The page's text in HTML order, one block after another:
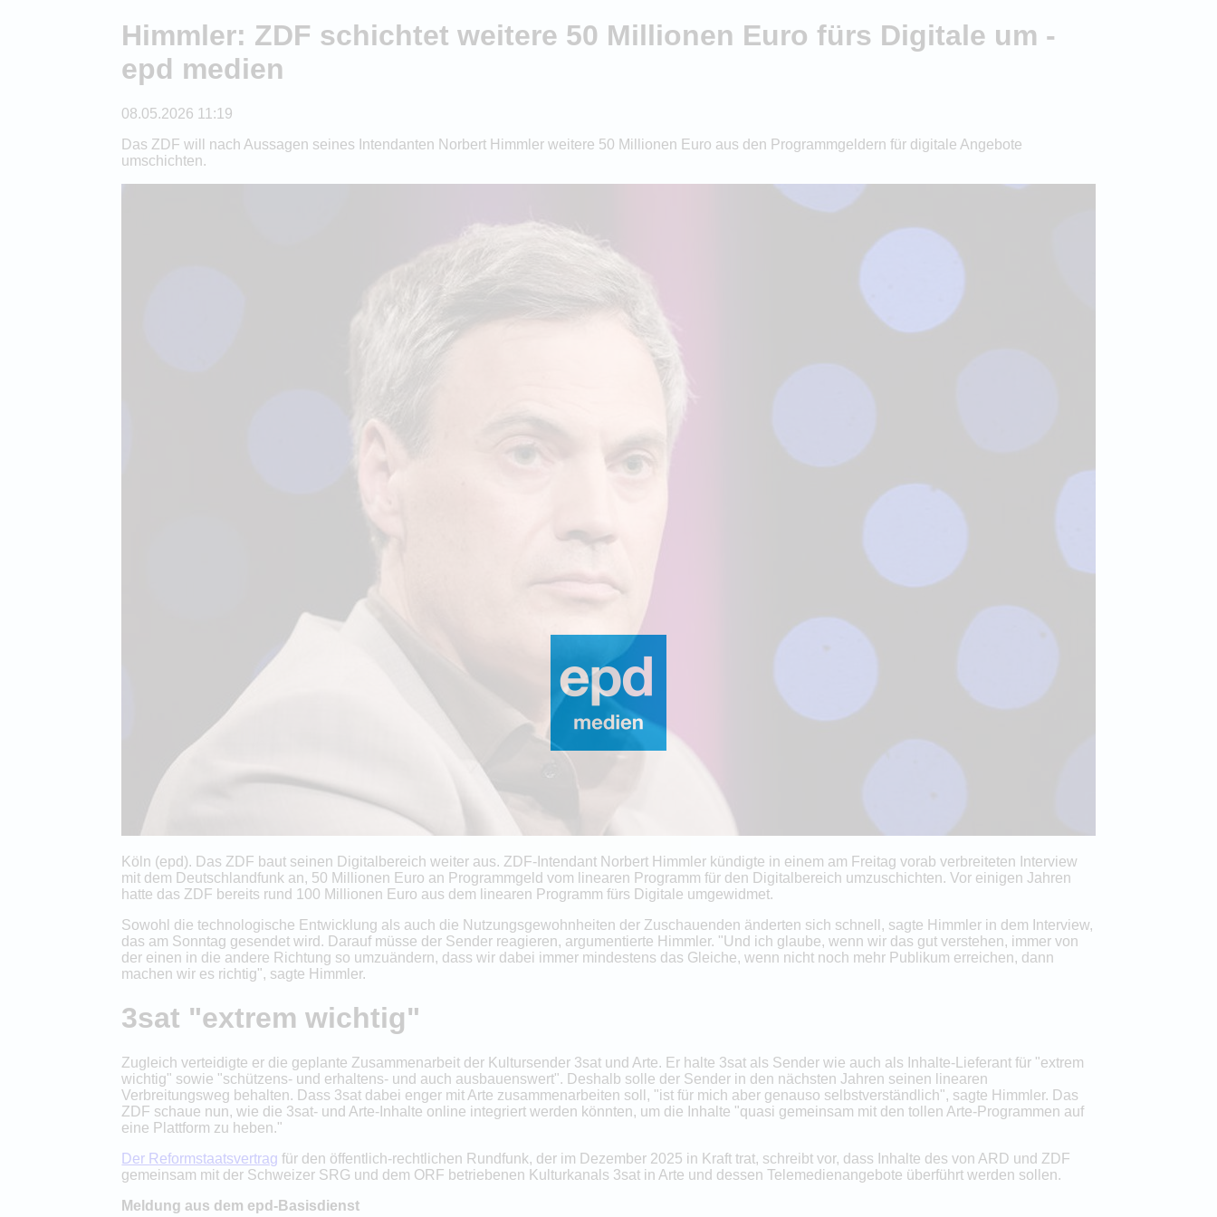
Himmler: ZDF schichtet weitere 50 Millionen Euro fürs Digitale um -
epd medien
08.05.2026 11:19
Das ZDF will nach Aussagen seines Intendanten Norbert Himmler weitere 50 Millionen Euro aus den Programmgeldern für digitale Angebote
umschichten.
Köln (epd). Das ZDF baut seinen Digitalbereich weiter aus. ZDF-Intendant Norbert Himmler kündigte in einem am Freitag vorab verbreiteten Interview
mit dem Deutschlandfunk an, 50 Millionen Euro an Programmgeld vom linearen Programm für den Digitalbereich umzuschichten. Vor einigen Jahren
hatte das ZDF bereits rund 100 Millionen Euro aus dem linearen Programm fürs Digitale umgewidmet.
Sowohl die technologische Entwicklung als auch die Nutzungsgewohnheiten der Zuschauenden änderten sich schnell, sagte Himmler in dem Interview,
das am Sonntag gesendet wird. Darauf müsse der Sender reagieren, argumentierte Himmler. "Und ich glaube, wenn wir das gut verstehen, immer von
der einen in die andere Richtung so umzuändern, dass wir dabei immer mindestens das Gleiche, wenn nicht noch mehr Publikum erreichen, dann
machen wir es richtig", sagte Himmler.
3sat "extrem wichtig"
Zugleich verteidigte er die geplante Zusammenarbeit der Kultursender 3sat und Arte. Er halte 3sat als Sender wie auch als Inhalte-Lieferant für "extrem
wichtig" sowie "schützens- und erhaltens- und auch ausbauenswert". Deshalb solle der Sender in den nächsten Jahren seinen linearen
Verbreitungsweg behalten. Dass 3sat dabei enger mit Arte zusammenarbeiten soll, "ist für mich aber genauso selbstverständlich", sagte Himmler. Das
ZDF schaue nun, wie die 3sat- und Arte-Inhalte online integriert werden könnten, um die Inhalte "quasi gemeinsam mit den tollen Arte-Programmen auf
eine Plattform zu heben."
Der Reformstaatsvertrag für den öffentlich-rechtlichen Rundfunk, der im Dezember 2025 in Kraft trat, schreibt vor, dass Inhalte des von ARD und ZDF
gemeinsam mit der Schweizer SRG und dem ORF betriebenen Kulturkanals 3sat in Arte und dessen Telemedienangebote überführt werden sollen.
Meldung aus dem epd-Basisdienst